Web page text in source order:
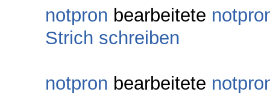
notpron bearbeitete
Strich schreiben
notpron bearbeitete